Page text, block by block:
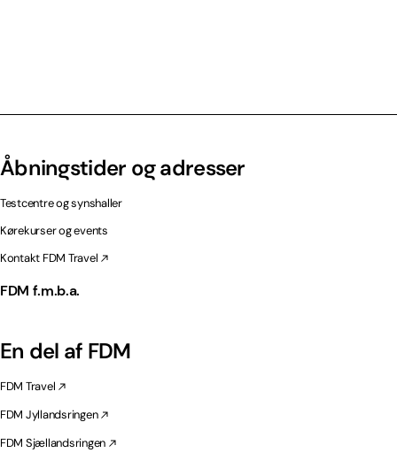
Åbningstider og adresser
Testcentre og synshaller
Kørekurser og events
Kontakt FDM Travel
FDM f.m.b.a.
En del af FDM
FDM Travel
FDM Jyllandsringen
FDM Sjællandsringen